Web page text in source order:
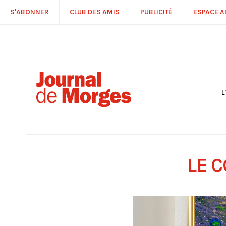
S'ABONNER CLUB DES AMIS PUBLICITÉ ESPACE
LE